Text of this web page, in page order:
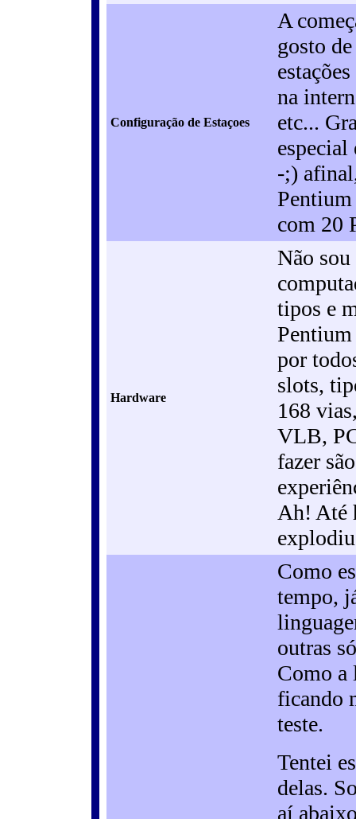
Configuração de Estaçoes
A
gosto
na
etc...
-;)
com 20
Hardware
Não
tipos e
por
slots,
168
VLB,
fazer
Ah! Até
Como
tempo,
outras
Como a
ficando
teste.
Tentei
delas.
aí